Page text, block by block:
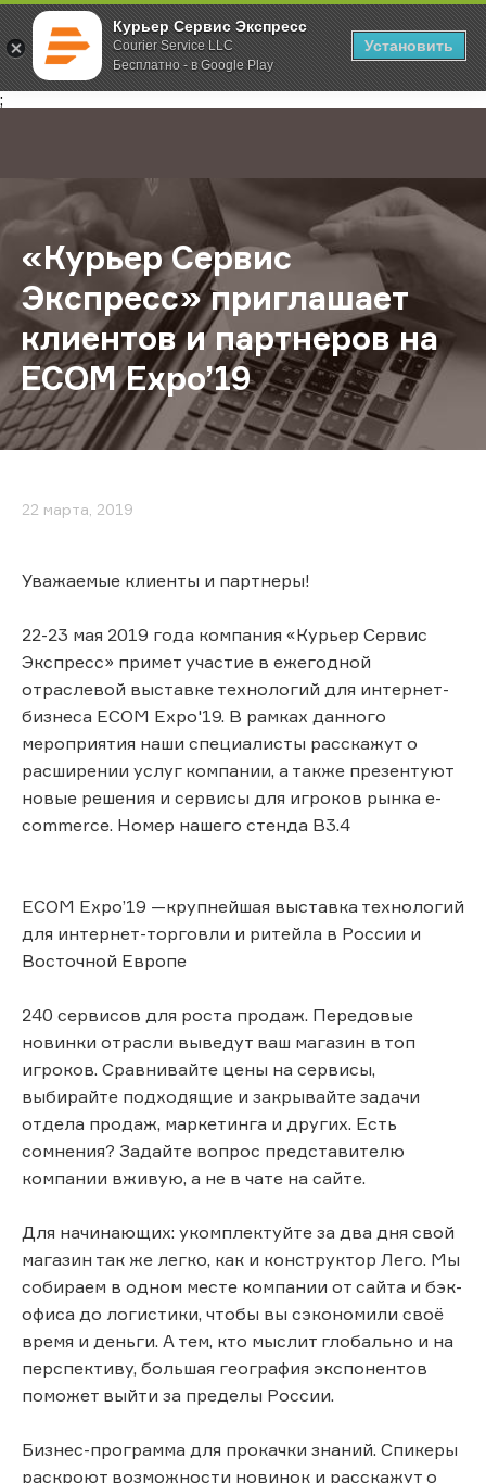
Курьер Сервис Экспресс
Courier Service LLC
Бесплатно - в Google Play
Установить
;
Главная О компании Новости «Курьер Сервис Экспресс»
«Курьер Сервис
Экспресс» приглашает
клиентов и партнеров на
ECOM Expo’19
22 марта, 2019
Уважаемые клиенты и партнеры!
22-23 мая 2019 года компания «Курьер Сервис
Экспресс» примет участие в ежегодной
отраслевой выставке технологий для интернет-
бизнеса ECOM Expo'19. В рамках данного
мероприятия наши специалисты расскажут о
расширении услуг компании, а также презентуют
новые решения и сервисы для игроков рынка e-
commerce. Номер нашего стенда B3.4
ECOM Expo’19 —крупнейшая выставка технологий
для интернет-торговли и ритейла в России и
Восточной Европе
240 сервисов для роста продаж. Передовые
новинки отрасли выведут ваш магазин в топ
игроков. Сравнивайте цены на сервисы,
выбирайте подходящие и закрывайте задачи
отдела продаж, маркетинга и других. Есть
сомнения? Задайте вопрос представителю
компании вживую, а не в чате на сайте.
Для начинающих: укомплектуйте за два дня свой
магазин так же легко, как и конструктор Лего. Мы
собираем в одном месте компании от сайта и бэк-
офиса до логистики, чтобы вы сэкономили своё
время и деньги. А тем, кто мыслит глобально и на
перспективу, большая география экспонентов
поможет выйти за пределы России.
Бизнес-программа для прокачки знаний. Спикеры
раскроют возможности новинок и расскажут о